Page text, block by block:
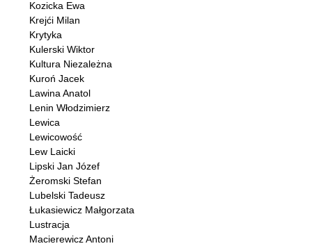
Kozicka Ewa
Krejći Milan
Krytyka
Kulerski Wiktor
Kultura Niezależna
Kuroń Jacek
Lawina Anatol
Lenin Włodzimierz
Lewica
Lewicowość
Lew Laicki
Lipski Jan Józef
Żeromski Stefan
Lubelski Tadeusz
Łukasiewicz Małgorzata
Lustracja
Macierewicz Antoni